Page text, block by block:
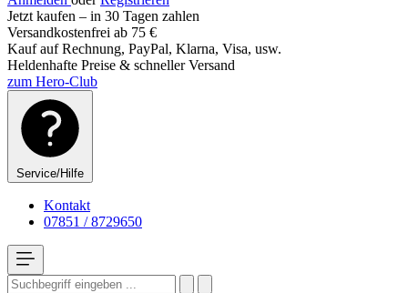
Jetzt kaufen – in 30 Tagen zahlen
Versandkostenfrei ab 75 €
Kauf auf Rechnung, PayPal, Klarna, Visa, usw.
Heldenhafte Preise & schneller Versand
zum Hero-Club
Service/Hilfe
Kontakt
07851 / 8729650